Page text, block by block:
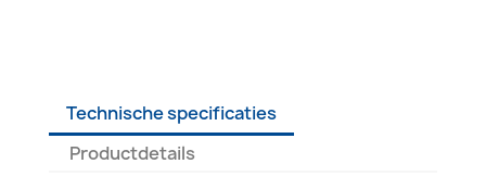
Technische specificaties
Productdetails